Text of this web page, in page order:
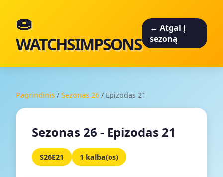
🍩
WATCHSIMPSONS
← Atgal į
sezoną
Pagrindinis / Sezonas 26 / Epizodas 21
Sezonas 26 - Epizodas 21
S26E21 1 kalba(os)